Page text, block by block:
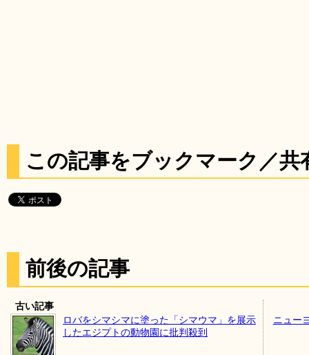
この記事をブックマーク／共
前後の記事
古い記事
ロバをシマシマに塗った「シマウマ」を展示
したエジプトの動物園に批判殺到
ニュー